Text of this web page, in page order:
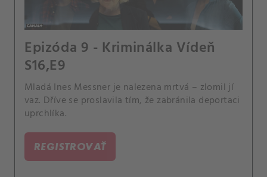
Epizóda 9 - Kriminálka Vídeň
S16,E9
Mladá Ines Messner je nalezena mrtvá – zlomil jí
vaz. Dříve se proslavila tím, že zabránila deportaci
uprchlíka.
REGISTROVAŤ